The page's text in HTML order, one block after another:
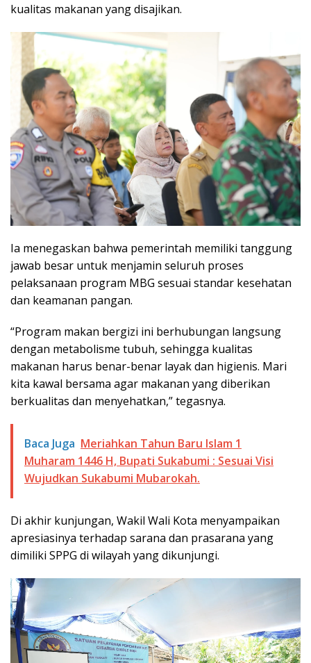
kualitas makanan yang disajikan.
Ia menegaskan bahwa pemerintah memiliki tanggung
jawab besar untuk menjamin seluruh proses
pelaksanaan program MBG sesuai standar kesehatan
dan keamanan pangan.
“Program makan bergizi ini berhubungan langsung
dengan metabolisme tubuh, sehingga kualitas
makanan harus benar-benar layak dan higienis. Mari
kita kawal bersama agar makanan yang diberikan
berkualitas dan menyehatkan,” tegasnya.
Baca Juga Meriahkan Tahun Baru Islam 1
Muharam 1446 H, Bupati Sukabumi : Sesuai Visi
Wujudkan Sukabumi Mubarokah.
Di akhir kunjungan, Wakil Wali Kota menyampaikan
apresiasinya terhadap sarana dan prasarana yang
dimiliki SPPG di wilayah yang dikunjungi.